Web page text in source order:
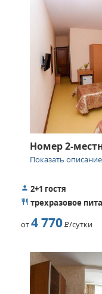
Номер 2-
Показать
2+1 гостя
трехразовое
от4 770Р/сутки